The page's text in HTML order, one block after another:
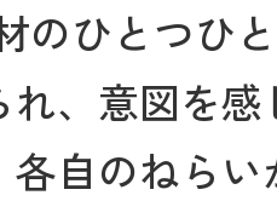
のひとつひ
れ、意図を
各自のねら